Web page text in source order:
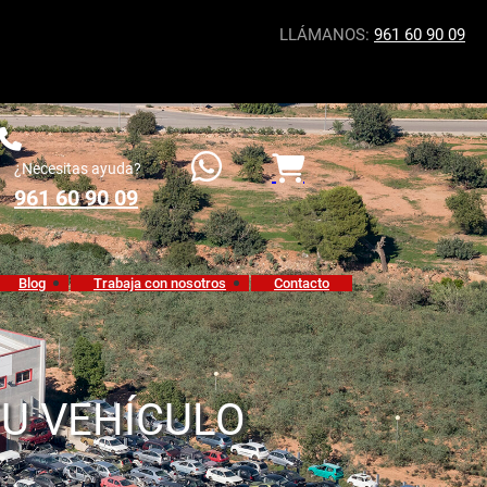
LLÁMANOS: 961 60 90 09
¿Necesitas ayuda?
961 60 90 09
Blog Trabaja con nosotros Contacto
VEHÍCULO